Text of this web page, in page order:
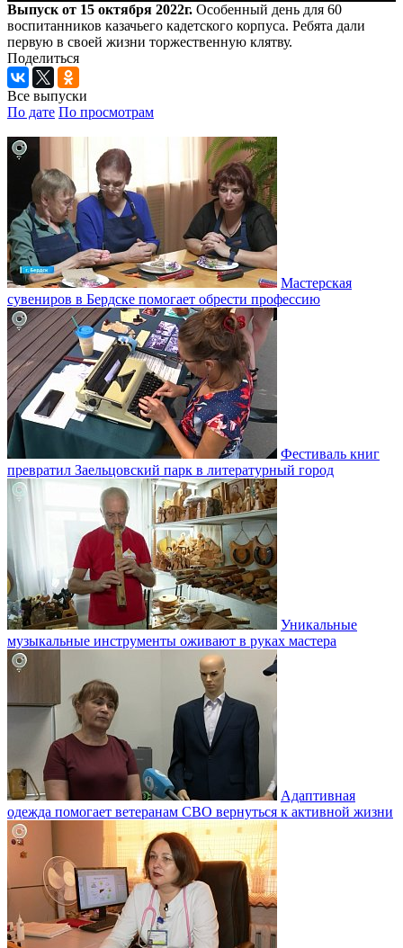
Выпуск от 15 октября 2022г. Особенный день для 60
воспитанников казачьего кадетского корпуса. Ребята дали
первую в своей жизни торжественную клятву.
Поделиться
Все выпуски
По дате По просмотрам
Мастерская
сувениров в Бердске помогает обрести профессию
Фестиваль книг
превратил Заельцовский парк в литературный город
Уникальные
музыкальные инструменты оживают в руках мастера
Адаптивная
одежда помогает ветеранам СВО вернуться к активной жизни